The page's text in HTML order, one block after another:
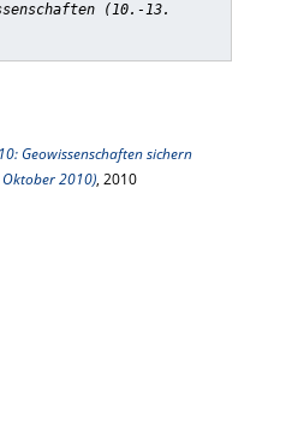
(10.-13.
Geowissenschaften sichern
Oktober 2010), 2010